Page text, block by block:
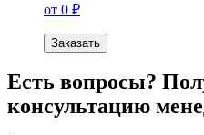
от 0 ₽
Заказать
Есть вопросы?
консультацию